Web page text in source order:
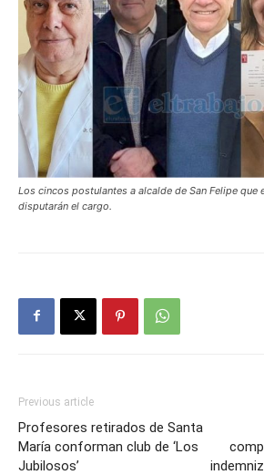
Los cincos postulantes a alcalde de San Felipe que
disputarán el cargo.
Previous article
Profesores retirados de Santa
María conforman club de ‘Los
Jubilosos’